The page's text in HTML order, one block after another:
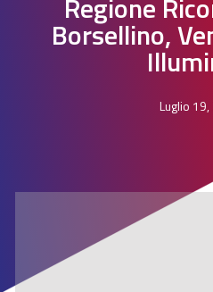
Borsellino,
Luglio